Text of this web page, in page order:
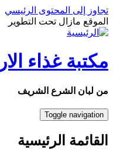
تجاوز إلى المحتوى الرئيسي
الموقع مازال تحت التطوير
مكتبة غذاء
من لبان الشرع الشريف
Toggle navigation
القائمة الرئيسية